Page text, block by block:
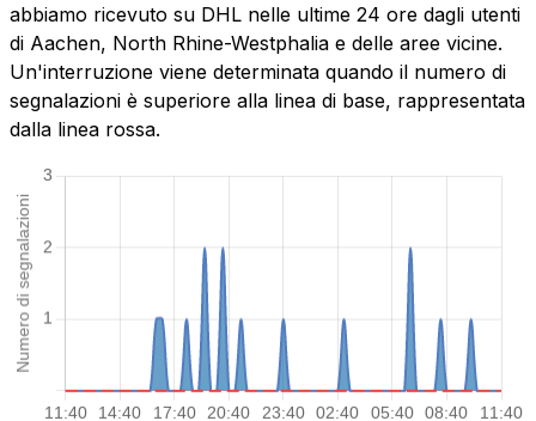
abbiamo ricevuto su DHL nelle ultime 24 ore dagli utenti
di Aachen, North Rhine-Westphalia e delle aree vicine.
Un'interruzione viene determinata quando il numero di
segnalazioni è superiore alla linea di base, rappresentata
dalla linea rossa.